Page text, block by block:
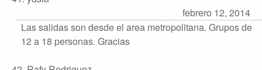
febrero 12, 2014
Las salidas son desde el area metropolitana. Grupos de
12 a 18 personas. Gracias